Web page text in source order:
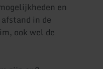
en
in de
ook wel de